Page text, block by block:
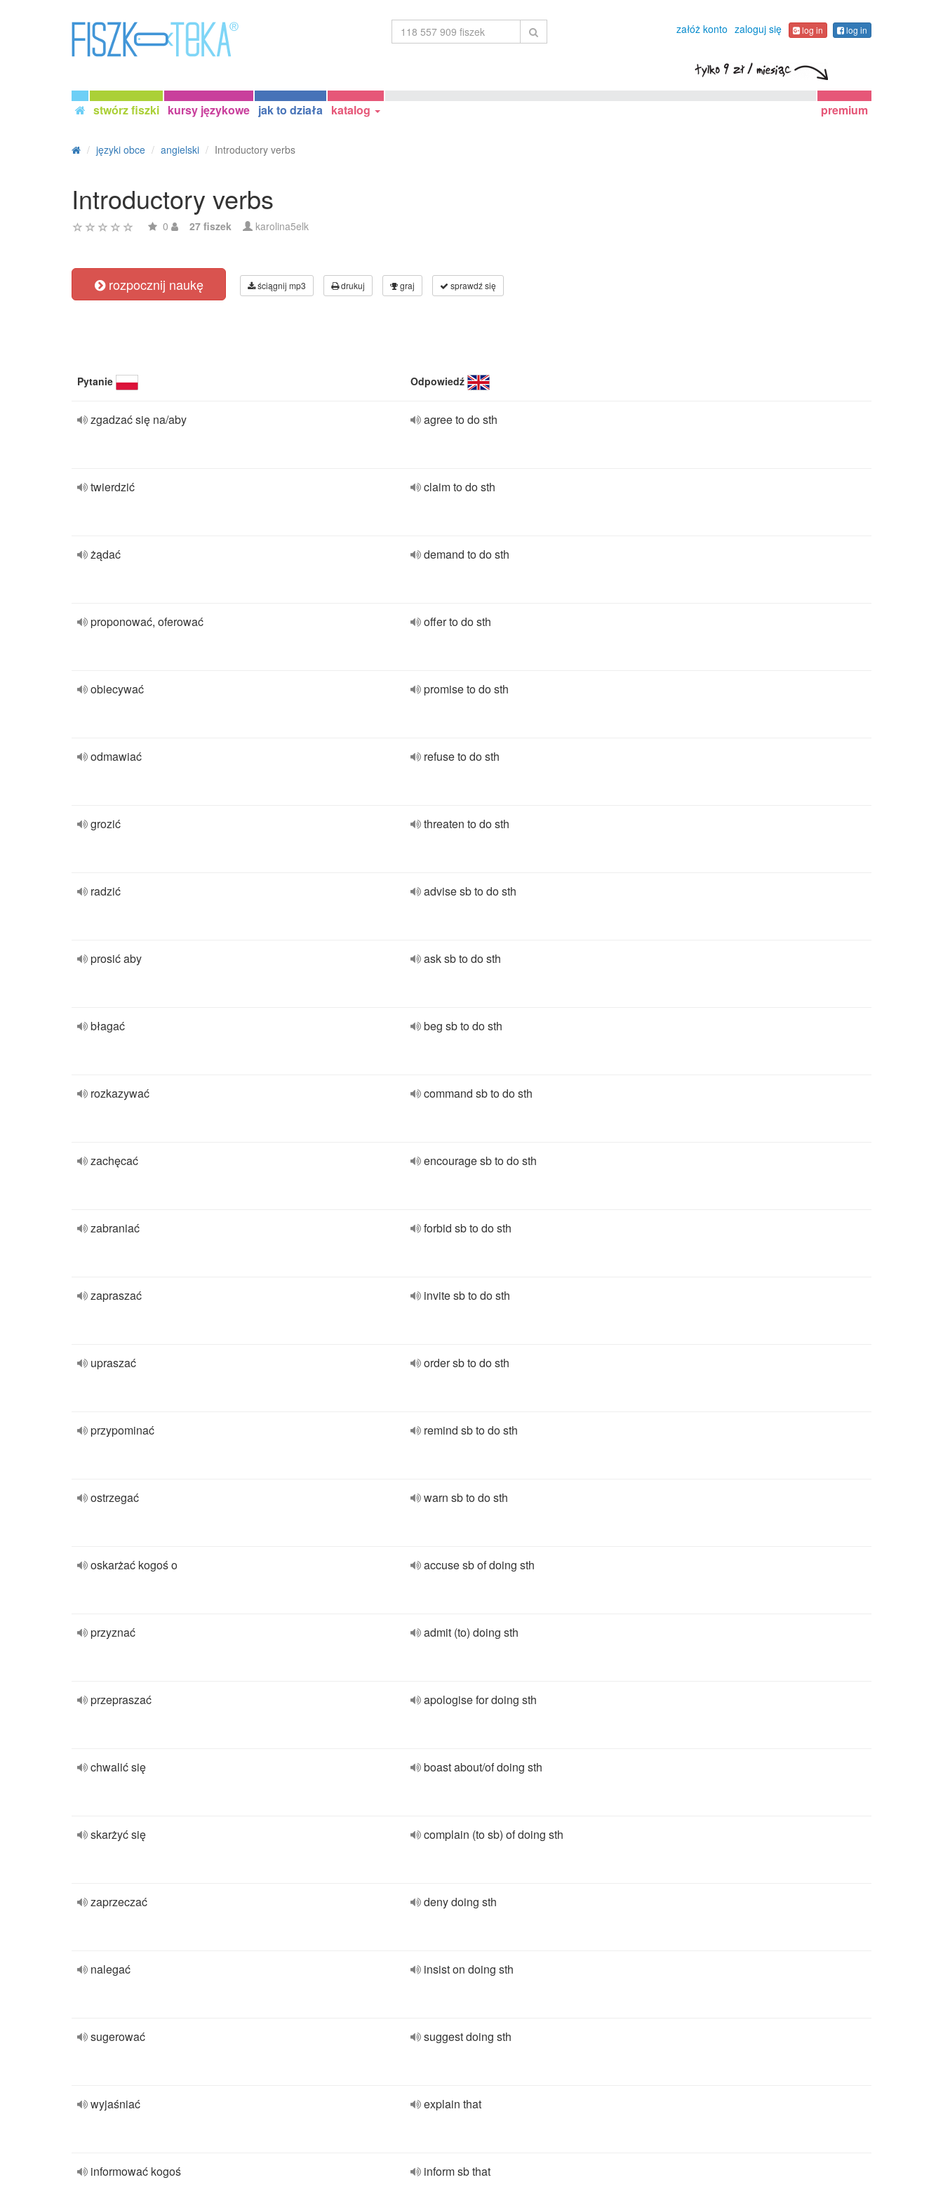
załóż konto zaloguj się log in log in
stwórz fiszki kursy językowe jak to działa katalog premium
języki obce angielski Introductory verbs
Introductory verbs
0 27 fiszek karolina5elk
rozpocznij naukę ściągnij mp3 drukuj graj sprawdź się
Pytanie Odpowiedź
zgadzać się na/aby agree to do sth
twierdzić claim to do sth
żądać demand to do sth
proponować, oferować offer to do sth
obiecywać promise to do sth
odmawiać refuse to do sth
grozić threaten to do sth
radzić advise sb to do sth
prosić aby ask sb to do sth
błagać beg sb to do sth
rozkazywać command sb to do sth
zachęcać encourage sb to do sth
zabraniać forbid sb to do sth
zapraszać invite sb to do sth
upraszać order sb to do sth
przypominać remind sb to do sth
ostrzegać warn sb to do sth
oskarżać kogoś o accuse sb of doing sth
przyznać admit (to) doing sth
przepraszać apologise for doing sth
chwalić się boast about/of doing sth
skarżyć się complain (to sb) of doing sth
zaprzeczać deny doing sth
nalegać insist on doing sth
sugerować suggest doing sth
wyjaśniać explain that
informować kogoś inform sb that